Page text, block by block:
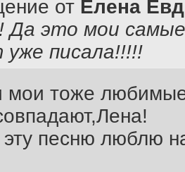
от Елена
Да это мои
писала!!!!!
мои тоже
песню люблю